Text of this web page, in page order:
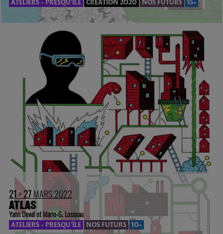
ATELIERS - PRESQU'ÎLE CRÉATION 2020 NOS FUTURS 15+
21>27MARS 2022
ATLAS
Yann Deval et Marie-G. Losseau
ATELIERS - PRESQU'ÎLE NOS FUTURS 10+